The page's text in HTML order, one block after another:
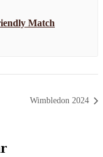
Match
Wimbledon 2024